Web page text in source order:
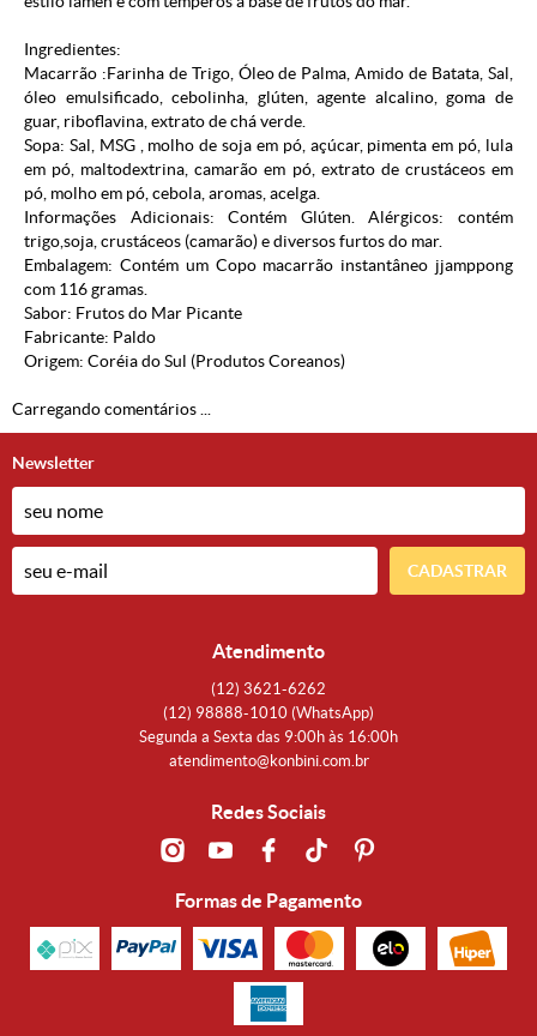
Ingredientes:
Macarrão :Farinha de Trigo, Óleo de Palma, Amido de Batata, Sal,
óleo emulsificado, cebolinha, glúten, agente alcalino, goma de
guar, riboflavina, extrato de chá verde.
Sopa: Sal, MSG , molho de soja em pó, açúcar, pimenta em pó, lula
em pó, maltodextrina, camarão em pó, extrato de crustáceos em
pó, molho em pó, cebola, aromas, acelga.
Informações Adicionais: Contém Glúten. Alérgicos: contém
trigo,soja, crustáceos (camarão) e diversos furtos do mar.
Embalagem: Contém um Copo macarrão instantâneo jjamppong
com 116 gramas.
Sabor: Frutos do Mar Picante
Fabricante: Paldo
Origem: Coréia do Sul (Produtos Coreanos)
Carregando comentários ...
Newsletter
CADASTRAR
Atendimento
(12) 3621-6262
(12) 98888-1010 (WhatsApp)
Segunda a Sexta das 9:00h às 16:00h
atendimento@konbini.com.br
Redes Sociais
Formas de Pagamento